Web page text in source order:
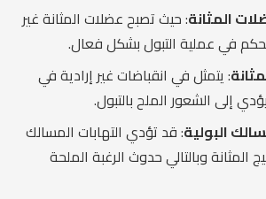
المثانة: حيث تصبح عضلات المثانة غير
في عملية التبول بشكل فعال.
: يتمثل في انقباضات غير إرادية في
إلى الشعور الملح بالتبول.
البولية: قد تؤدي التهابات المسالك
المثانة وبالتالي حدوث الرغبة الملحة